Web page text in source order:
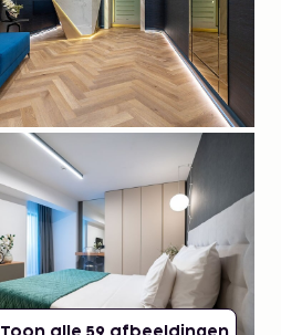
Toon alle 59 afbeeldingen